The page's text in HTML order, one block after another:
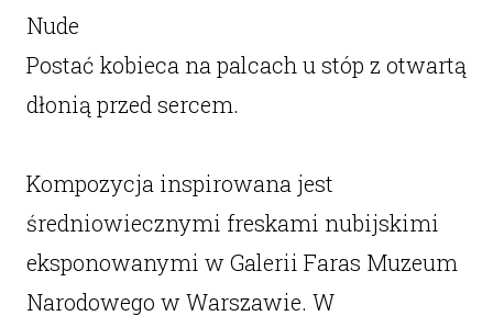
Nude
Postać kobieca na palcach u stóp z otwartą
dłonią przed sercem.
Kompozycja inspirowana jest
średniowiecznymi freskami nubijskimi
eksponowanymi w Galerii Faras Muzeum
Narodowego w Warszawie. W